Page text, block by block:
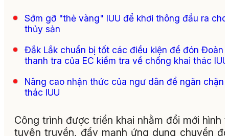
Sớm gỡ "thẻ vàng" IUU để khơi thông đầu ra cho
thủy sản
Đắk Lắk chuẩn bị tốt các điều kiện để đón Đoàn
thanh tra của EC kiểm tra về chống khai thác IUU
Nâng cao nhận thức của ngư dân để ngăn chặn
thác IUU
Công trình được triển khai nhằm đổi mới hình
tuyên truyền, đẩy mạnh ứng dụng chuyển